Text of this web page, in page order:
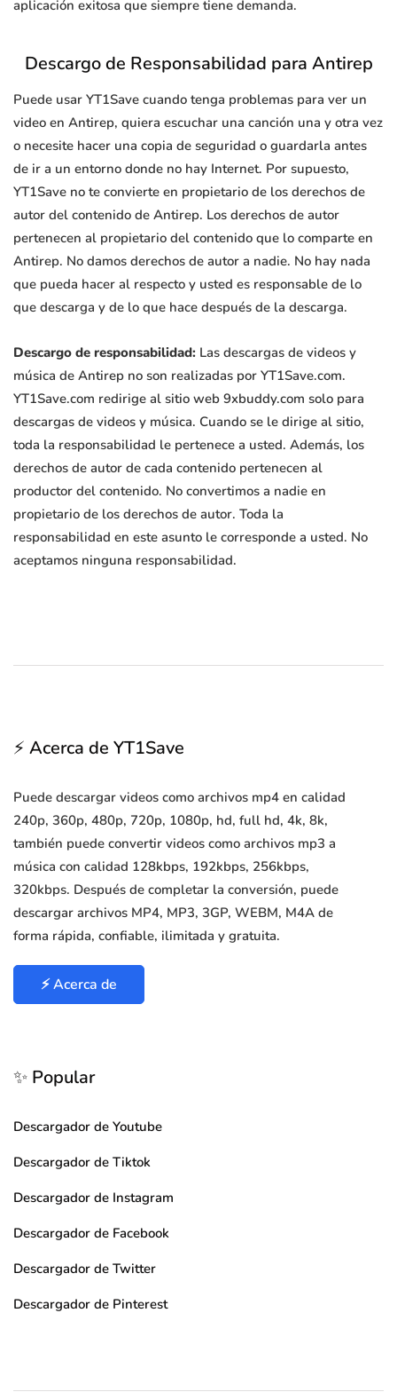
aplicación exitosa que siempre tiene demanda.
Descargo de Responsabilidad para Antirep
Puede usar YT1Save cuando tenga problemas para ver un
video en Antirep, quiera escuchar una canción una y otra vez
o necesite hacer una copia de seguridad o guardarla antes
de ir a un entorno donde no hay Internet. Por supuesto,
YT1Save no te convierte en propietario de los derechos de
autor del contenido de Antirep. Los derechos de autor
pertenecen al propietario del contenido que lo comparte en
Antirep. No damos derechos de autor a nadie. No hay nada
que pueda hacer al respecto y usted es responsable de lo
que descarga y de lo que hace después de la descarga.
Descargo de responsabilidad: Las descargas de videos y
música de Antirep no son realizadas por YT1Save.com.
YT1Save.com redirige al sitio web 9xbuddy.com solo para
descargas de videos y música. Cuando se le dirige al sitio,
toda la responsabilidad le pertenece a usted. Además, los
derechos de autor de cada contenido pertenecen al
productor del contenido. No convertimos a nadie en
propietario de los derechos de autor. Toda la
responsabilidad en este asunto le corresponde a usted. No
aceptamos ninguna responsabilidad.
⚡ Acerca de YT1Save
Puede descargar videos como archivos mp4 en calidad
240p, 360p, 480p, 720p, 1080p, hd, full hd, 4k, 8k,
también puede convertir videos como archivos mp3 a
música con calidad 128kbps, 192kbps, 256kbps,
320kbps. Después de completar la conversión, puede
descargar archivos MP4, MP3, 3GP, WEBM, M4A de
forma rápida, confiable, ilimitada y gratuita.
⚡ Acerca de
✨ Popular
Descargador de Youtube
Descargador de Tiktok
Descargador de Instagram
Descargador de Facebook
Descargador de Twitter
Descargador de Pinterest